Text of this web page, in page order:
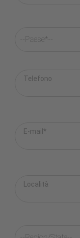
Telefono
E-mail*
Località